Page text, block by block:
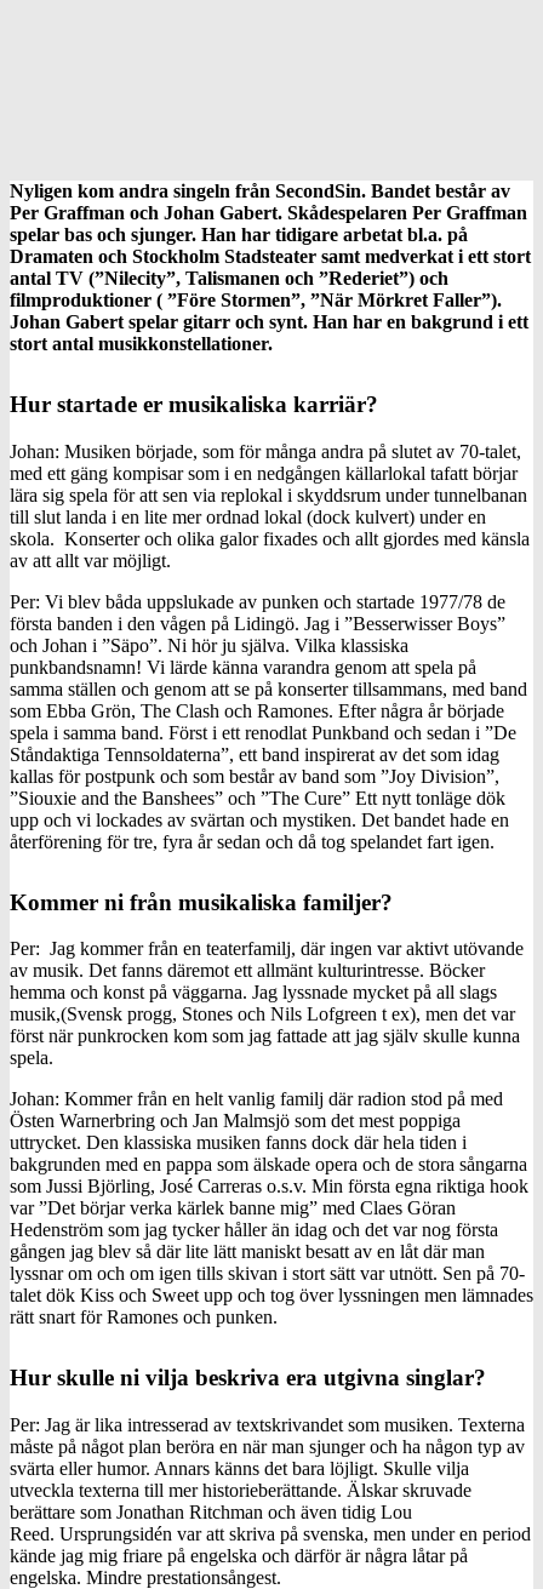
Nyligen kom andra singeln från SecondSin. Bandet består av
Per Graffman och Johan Gabert. Skådespelaren Per Graffman
spelar bas och sjunger. Han har tidigare arbetat bl.a. på
Dramaten och Stockholm Stadsteater samt medverkat i ett stort
antal TV (”Nilecity”, Talismanen och ”Rederiet”) och
filmproduktioner ( ”Före Stormen”, ”När Mörkret Faller”).
Johan Gabert spelar gitarr och synt. Han har en bakgrund i ett
stort antal musikkonstellationer.
Hur startade er musikaliska karriär?
Johan: Musiken började, som för många andra på slutet av 70-talet,
med ett gäng kompisar som i en nedgången källarlokal tafatt börjar
lära sig spela för att sen via replokal i skyddsrum under tunnelbanan
till slut landa i en lite mer ordnad lokal (dock kulvert) under en
skola. Konserter och olika galor fixades och allt gjordes med känsla
av att allt var möjligt.
Per: Vi blev båda uppslukade av punken och startade 1977/78 de
första banden i den vågen på Lidingö. Jag i ”Besserwisser Boys”
och Johan i ”Säpo”. Ni hör ju själva. Vilka klassiska
punkbandsnamn! Vi lärde känna varandra genom att spela på
samma ställen och genom att se på konserter tillsammans, med band
som Ebba Grön, The Clash och Ramones. Efter några år började
spela i samma band. Först i ett renodlat Punkband och sedan i ”De
Ståndaktiga Tennsoldaterna”, ett band inspirerat av det som idag
kallas för postpunk och som består av band som ”Joy Division”,
”Siouxie and the Banshees” och ”The Cure” Ett nytt tonläge dök
upp och vi lockades av svärtan och mystiken. Det bandet hade en
återförening för tre, fyra år sedan och då tog spelandet fart igen.
Kommer ni från musikaliska familjer?
Per: Jag kommer från en teaterfamilj, där ingen var aktivt utövande
av musik. Det fanns däremot ett allmänt kulturintresse. Böcker
hemma och konst på väggarna. Jag lyssnade mycket på all slags
musik,(Svensk progg, Stones och Nils Lofgreen t ex), men det var
först när punkrocken kom som jag fattade att jag själv skulle kunna
spela.
Johan: Kommer från en helt vanlig familj där radion stod på med
Östen Warnerbring och Jan Malmsjö som det mest poppiga
uttrycket. Den klassiska musiken fanns dock där hela tiden i
bakgrunden med en pappa som älskade opera och de stora sångarna
som Jussi Björling, José Carreras o.s.v. Min första egna riktiga hook
var ”Det börjar verka kärlek banne mig” med Claes Göran
Hedenström som jag tycker håller än idag och det var nog första
gången jag blev så där lite lätt maniskt besatt av en låt där man
lyssnar om och om igen tills skivan i stort sätt var utnött. Sen på 70-
talet dök Kiss och Sweet upp och tog över lyssningen men lämnades
rätt snart för Ramones och punken.
Hur skulle ni vilja beskriva era utgivna singlar?
Per: Jag är lika intresserad av textskrivandet som musiken. Texterna
måste på något plan beröra en när man sjunger och ha någon typ av
svärta eller humor. Annars känns det bara löjligt. Skulle vilja
utveckla texterna till mer historieberättande. Älskar skruvade
berättare som Jonathan Ritchman och även tidig Lou
Reed. Ursprungsidén var att skriva på svenska, men under en period
kände jag mig friare på engelska och därför är några låtar på
engelska. Mindre prestationsångest.